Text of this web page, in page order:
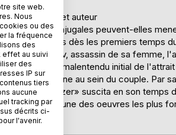
de cet auteur
relations conjugales peuvent-elles
parfois dès les premiers temps
Pozdnychev, assassin de sa femme,
percutant le malentendu initial de
et de la haine au sein du couple. Par
à Kreutzer» suscita en son temps
en font une des oeuvres les plus
site web.
Nous
ou des
la fréquence
des
effet au suivi
des
IP sur
tiers
aucune
tracking par
décrits ci-
l'avenir.